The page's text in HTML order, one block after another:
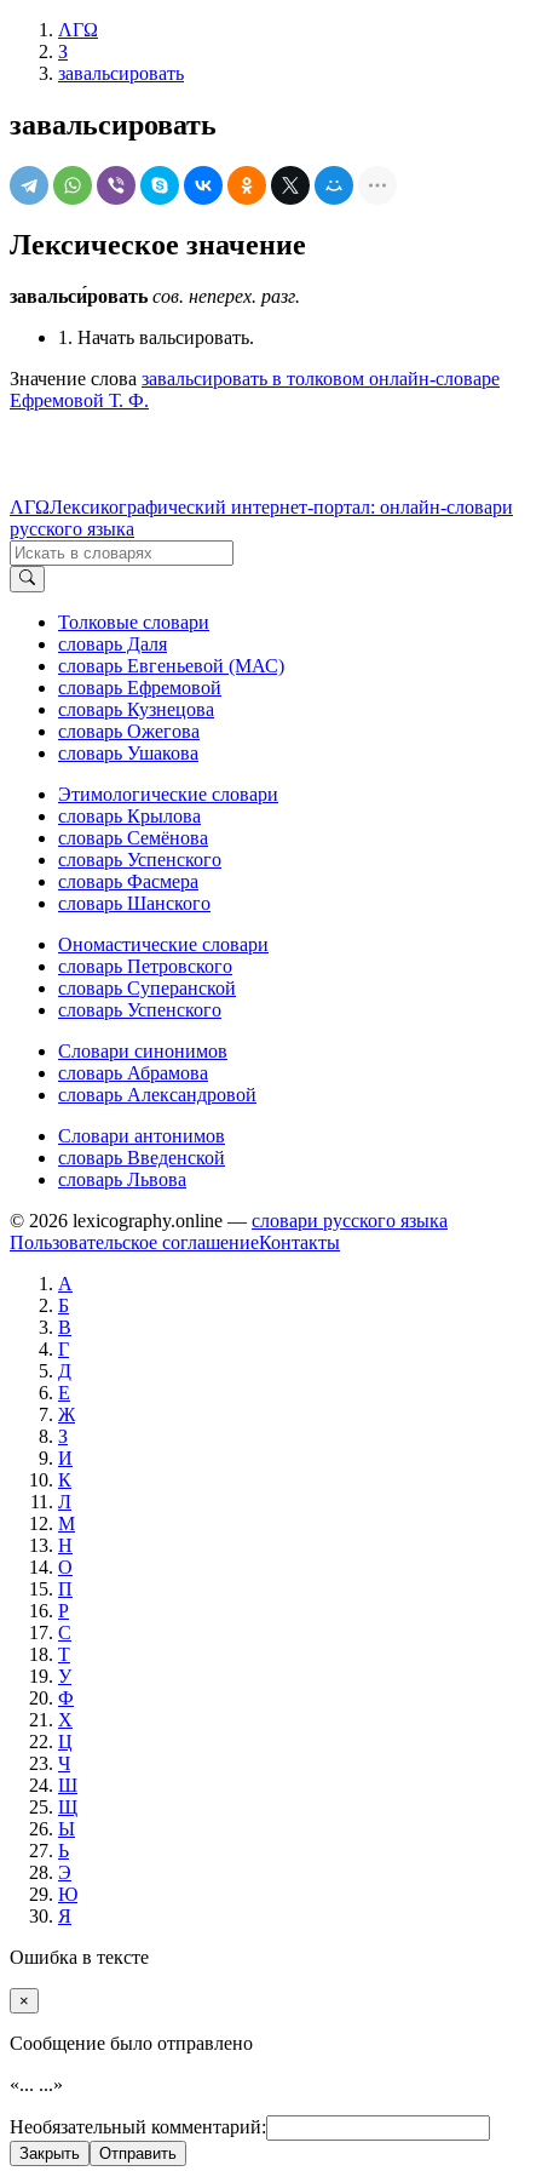
ΛΓΩ
З
завальсировать
завальсировать
Лексическое значение
завальси́ровать сов. неперех. разг.
1. Начать вальсировать.
Значение слова завальсировать в толковом онлайн-словаре
Ефремовой Т. Ф.
ΛΓΩЛексикографический интернет-портал: онлайн-словари
русского языка
Толковые словари
словарь Даля
словарь Евгеньевой (МАС)
словарь Ефремовой
словарь Кузнецова
словарь Ожегова
словарь Ушакова
Этимологические словари
словарь Крылова
словарь Семёнова
словарь Успенского
словарь Фасмера
словарь Шанского
Ономастические словари
словарь Петровского
словарь Суперанской
словарь Успенского
Словари синонимов
словарь Абрамова
словарь Александровой
Словари антонимов
словарь Введенской
словарь Львова
© 2026 lexicography.online — словари русского языка
Пользовательское соглашениеКонтакты
А
Б
В
Г
Д
Е
Ж
З
И
К
Л
М
Н
О
П
Р
С
Т
У
Ф
Х
Ц
Ч
Ш
Щ
Ы
Ь
Э
Ю
Я
Ошибка в тексте
×
Cообщение было отправлено
«... ...»
Необязательный комментарий:
Закрыть Отправить